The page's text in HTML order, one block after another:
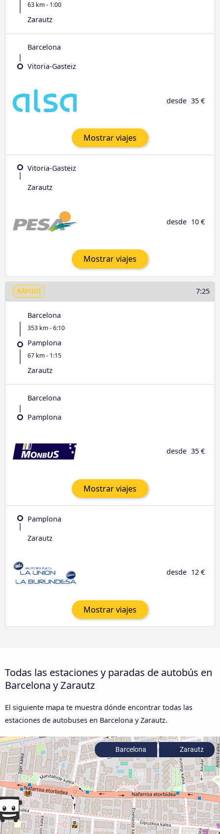
63 km - 1:00
Zarautz
Barcelona
Vitoria-Gasteiz
desde 35 €
Mostrar viajes
Vitoria-Gasteiz
Zarautz
desde 10 €
Mostrar viajes
RÁPIDO 7:25
Barcelona
353 km - 6:10
Pamplona
67 km - 1:15
Zarautz
Barcelona
Pamplona
desde 35 €
Mostrar viajes
Pamplona
Zarautz
desde 12 €
Mostrar viajes
Todas las estaciones y paradas de autobús en
Barcelona y Zarautz
El siguiente mapa te muestra dónde encontrar todas las
estaciones de autobuses en Barcelona y Zarautz.
Barcelona Zarautz